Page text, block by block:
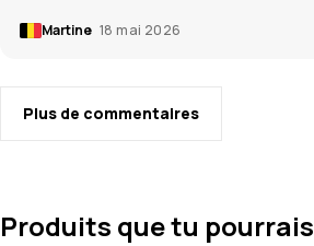
Martine 18 mai 2026
Plus de commentaires
Produits que tu